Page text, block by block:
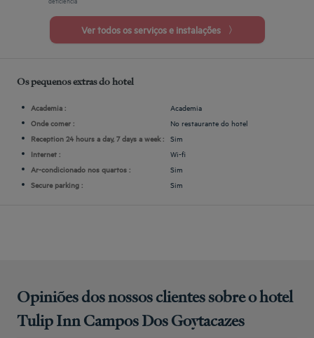
Ver todos os serviços e instalações
Os pequenos extras do hotel
Academia :
Academia
Onde comer :
No restaurante do hotel
Reception 24 hours a day, 7 days a week : Sim
Internet :
Wi-fi
Ar-condicionado nos quartos :
Sim
Secure parking :
Sim
Opiniões dos nossos clientes sobre o hotel
Tulip Inn Campos Dos Goytacazes